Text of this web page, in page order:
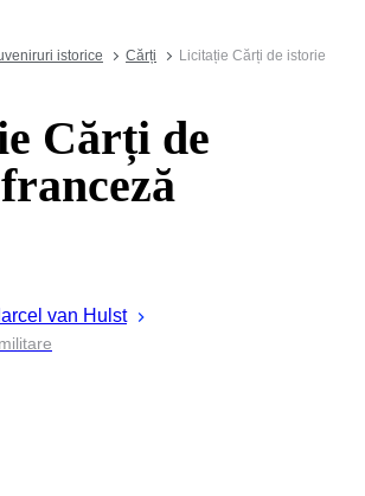
istorice Cărți
Licitație Cărți de istorie
Cărți de
van Hulst